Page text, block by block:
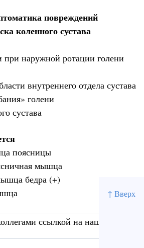
↑ Вверх
повреждений
коленного сустава
при наружной ротации голени
внутреннего отдела сустава
голени
сустава
поясницы
мышца
бедра (+)
ссылкой на наш сайт